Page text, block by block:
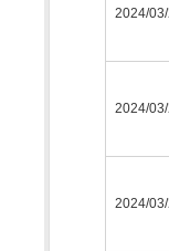
2024/
2024/
2024/